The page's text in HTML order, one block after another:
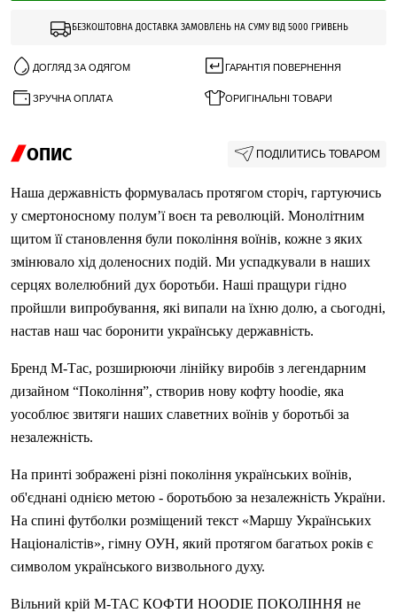
БЕЗКОШТОВНА ДОСТАВКА ЗАМОВЛЕНЬ НА СУМУ ВІД 5000 ГРИВЕНЬ
ДОГЛЯД ЗА ОДЯГОМ ГАРАНТІЯ ПОВЕРНЕННЯ
ЗРУЧНА ОПЛАТА ОРИГІНАЛЬНІ ТОВАРИ
ОПИС ПОДІЛИТИСЬ ТОВАРОМ
Наша державність формувалась протягом сторіч, гартуючись
у смертоносному полум’ї воєн та революцій. Монолітним
щитом її становлення були покоління воїнів, кожне з яких
змінювало хід доленосних подій. Ми успадкували в наших
серцях волелюбний дух боротьби. Наші пращури гідно
пройшли випробування, які випали на їхню долю, а сьогодні,
настав наш час боронити українську державність.
Бренд М-Тас, розширюючи лінійку виробів з легендарним
дизайном “Покоління”, створив нову кофту hoodie, яка
уособлює звитяги наших славетних воїнів у боротьбі за
незалежність.
На принті зображені різні покоління українських воїнів,
об'єднані однією метою - боротьбою за незалежність України.
На спині футболки розміщений текст «Маршу Українських
Націоналістів», гімну ОУН, який протягом багатьох років є
символом українського визвольного духу.
Вільний крій M-TAC КОФТИ HOODIE ПОКОЛІННЯ не